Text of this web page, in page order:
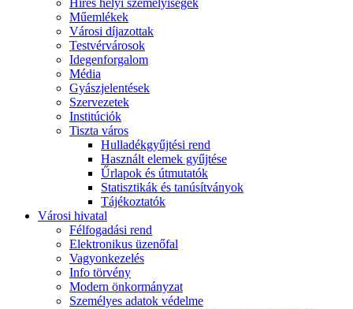
Híres helyi személyiségek
Műemlékek
Városi díjazottak
Testvérvárosok
Idegenforgalom
Média
Gyászjelentések
Szervezetek
Institúciók
Tiszta város
Hulladékgyűjtési rend
Használt elemek gyűjtése
Űrlapok és útmutatók
Statisztikák és tanúsítványok
Tájékoztatók
Városi hivatal
Félfogadási rend
Elektronikus üzenőfal
Vagyonkezelés
Info törvény
Modern önkormányzat
Személyes adatok védelme